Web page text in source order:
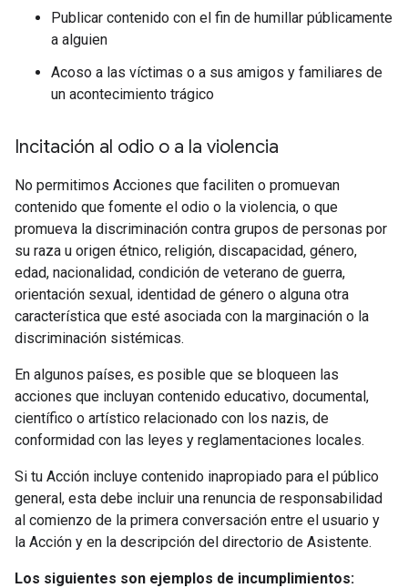
Publicar contenido con el fin de humillar públicamente
a alguien
Acoso a las víctimas o a sus amigos y familiares de
un acontecimiento trágico
Incitación al odio o a la violencia
No permitimos Acciones que faciliten o promuevan
contenido que fomente el odio o la violencia, o que
promueva la discriminación contra grupos de personas por
su raza u origen étnico, religión, discapacidad, género,
edad, nacionalidad, condición de veterano de guerra,
orientación sexual, identidad de género o alguna otra
característica que esté asociada con la marginación o la
discriminación sistémicas.
En algunos países, es posible que se bloqueen las
acciones que incluyan contenido educativo, documental,
científico o artístico relacionado con los nazis, de
conformidad con las leyes y reglamentaciones locales.
Si tu Acción incluye contenido inapropiado para el público
general, esta debe incluir una renuncia de responsabilidad
al comienzo de la primera conversación entre el usuario y
la Acción y en la descripción del directorio de Asistente.
Los siguientes son ejemplos de incumplimientos: